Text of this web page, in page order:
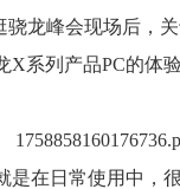
骁龙峰会现场后，
X系列产品PC的体
是在日常使用中，